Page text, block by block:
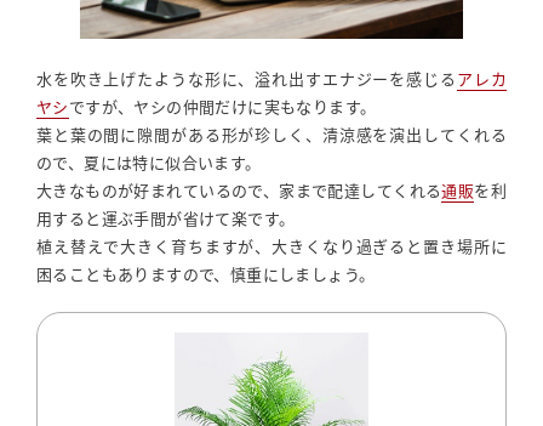
水を吹き上げたような形に、溢れ出すエナジーを感じる アレカ
ヤシですが、ヤシの仲間だけに実もなります。
葉と葉の間に隙間がある形が珍しく、清涼感を演出してくれる
ので、夏には特に似合います。
大きなものが好まれているので、家まで配達してくれる通販を利
用すると運ぶ手間が省けて楽です。
植え替えで大きく育ちますが、大きくなり過ぎると置き場所に
困ることもありますので、慎重にしましょう。